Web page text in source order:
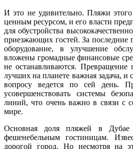
И это не удивительно. Пляжи
ценным ресурсом, и его власти
для обустройства
приезжающих гостей. За последние
оборудование, в улучшение
вложены громадные финансовые
не останавливаются.
лучших на планете важная задача, и
вопросу ведется по сей день.
усовершенствовать системы
линий, что очень важно в связи с
мире.
Основная доля пляжей в Дубае
фешенебельным гостиницам.
дорогой город. Но несмотря на